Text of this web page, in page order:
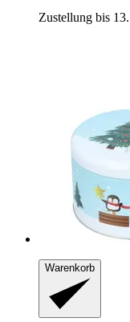
Zustellung bis
Warenkorb